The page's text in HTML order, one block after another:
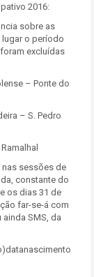
2016:
sobre as
o período
excluídas
– Ponte do
– S. Pedro
sessões de
constante do
os dias 31 de
far-se-á com
SMS, da